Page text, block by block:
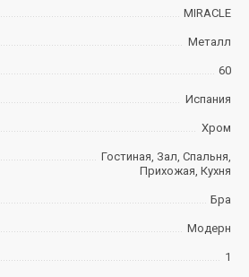
MIRACLE
Металл
60
Испания
Хром
Гостиная, Зал, Спальня,
Прихожая, Кухня
Бра
Модерн
1